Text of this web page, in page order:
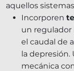
aquellos
Incorporen
un
el caudal de
la depresión.
mecánica